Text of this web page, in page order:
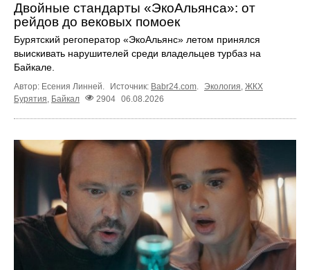
Двойные стандарты «ЭкоАльянса»: от
рейдов до вековых помоек
Бурятский регоператор «ЭкоАльянс» летом принялся
выискивать нарушителей среди владельцев турбаз на
Байкале.
Автор: Есения Линней. Источник: Babr24.com. Экология, ЖКХ
Бурятия Байкал 2904 06.08.2026